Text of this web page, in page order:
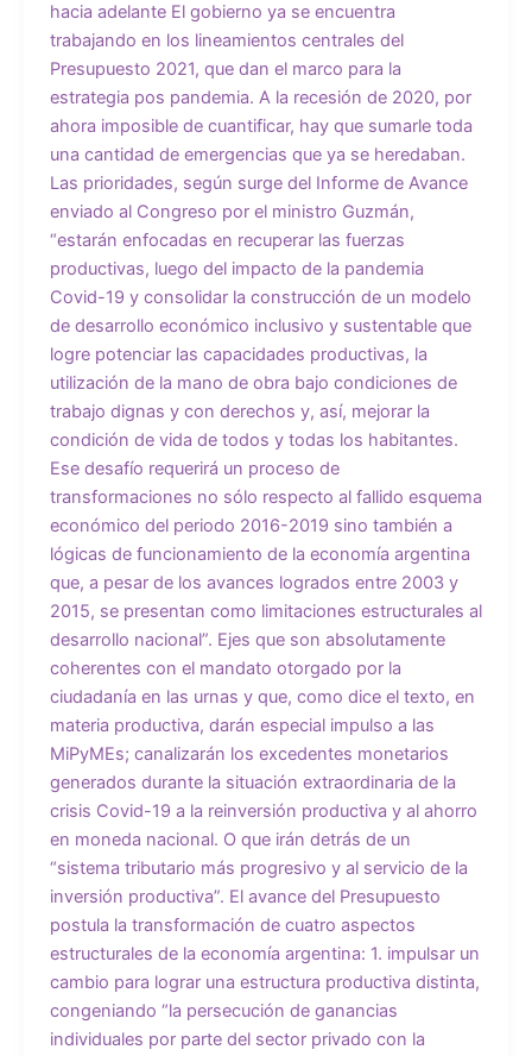
hacia adelante El gobierno ya se encuentra
trabajando en los lineamientos centrales del
Presupuesto 2021, que dan el marco para la
estrategia pos pandemia. A la recesión de 2020, por
ahora imposible de cuantificar, hay que sumarle toda
una cantidad de emergencias que ya se heredaban.
Las prioridades, según surge del Informe de Avance
enviado al Congreso por el ministro Guzmán,
“estarán enfocadas en recuperar las fuerzas
productivas, luego del impacto de la pandemia
Covid-19 y consolidar la construcción de un modelo
de desarrollo económico inclusivo y sustentable que
logre potenciar las capacidades productivas, la
utilización de la mano de obra bajo condiciones de
trabajo dignas y con derechos y, así, mejorar la
condición de vida de todos y todas los habitantes.
Ese desafío requerirá un proceso de
transformaciones no sólo respecto al fallido esquema
económico del periodo 2016-2019 sino también a
lógicas de funcionamiento de la economía argentina
que, a pesar de los avances logrados entre 2003 y
2015, se presentan como limitaciones estructurales al
desarrollo nacional”. Ejes que son absolutamente
coherentes con el mandato otorgado por la
ciudadanía en las urnas y que, como dice el texto, en
materia productiva, darán especial impulso a las
MiPyMEs; canalizarán los excedentes monetarios
generados durante la situación extraordinaria de la
crisis Covid-19 a la reinversión productiva y al ahorro
en moneda nacional. O que irán detrás de un
“sistema tributario más progresivo y al servicio de la
inversión productiva”. El avance del Presupuesto
postula la transformación de cuatro aspectos
estructurales de la economía argentina: 1. impulsar un
cambio para lograr una estructura productiva distinta,
congeniando “la persecución de ganancias
individuales por parte del sector privado con la